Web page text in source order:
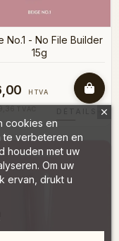
No.1 - No File Builder
15g
HTVA
→
cookies en
te verbeteren en
houden met uw
Om uw
ervan, drukt u